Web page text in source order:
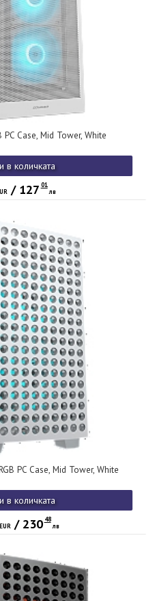
PC Case, Mid Tower, White
в количката
/ 127 01
лв
PC Case, Mid Tower, White
в количката
EUR/ 230 48
лв